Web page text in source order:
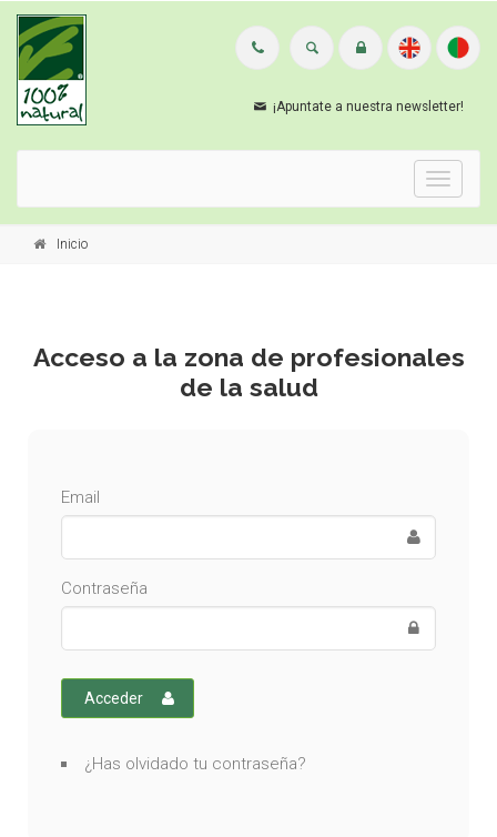
¡Apuntate a nuestra newsletter!
Menu
Inicio
Acceso a la zona de profesionales
de la salud
Email
Contraseña
Acceder
¿Has olvidado tu contraseña?